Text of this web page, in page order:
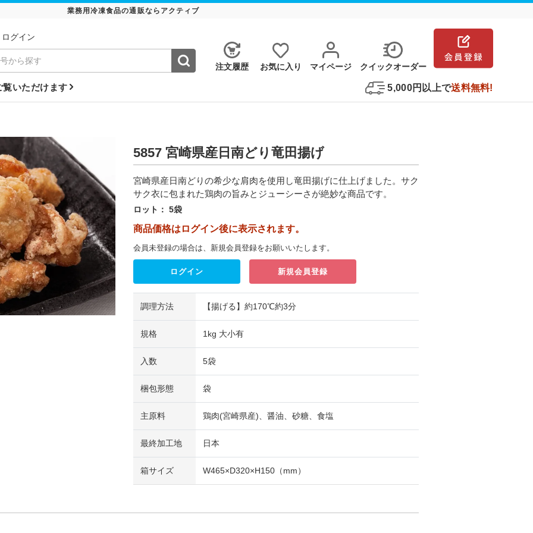
業務用冷凍食品の通販ならアクティブ
ログイン
注⽂履歴 お気に⼊り マイページ クイックオーダー
いただけます 5,000円以上で送料無料!
5857 宮崎県産日南どり竜田揚げ
宮崎県産日南どりの希少な肩肉を使用し竜田揚げに仕上げました。サク
サク衣に包まれた鶏肉の旨みとジューシーさが絶妙な商品です。
ロット： 5袋
商品価格はログイン後に表示されます。
会員未登録の場合は、新規会員登録をお願いいたします。
ログイン 新規会員登録
調理方法 【揚げる】約170℃約3分
規格 1kg 大小有
入数 5袋
梱包形態 袋
主原料 鶏肉(宮崎県産)、醤油、砂糖、食塩
最終加工地 日本
箱サイズ W465×D320×H150（mm）